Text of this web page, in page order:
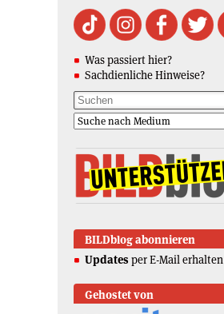
Was passiert hier?
Sachdienliche Hinweise?
BILDblog abonnieren
Updates per E-Mail erhalten
Gehostet von